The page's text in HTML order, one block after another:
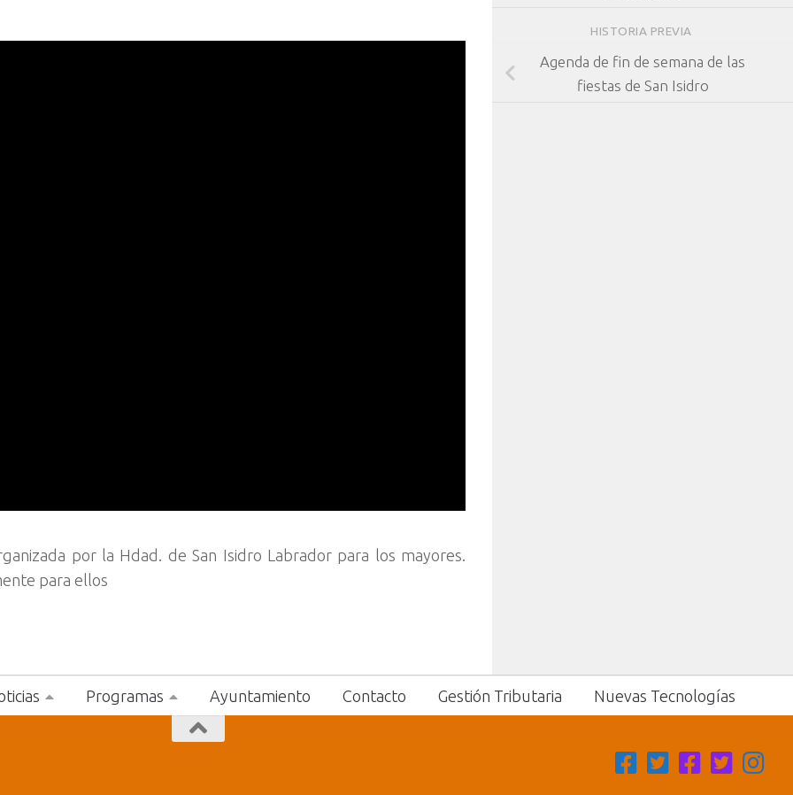
por la Hdad. de San Isidro Labrador para los mayores.
para ellos
HISTORIA PREVIA
Agenda de fin de semana de las
fiestas de San Isidro
Programas Ayuntamiento Contacto Gestión Tributaria Nuevas Tecnologías